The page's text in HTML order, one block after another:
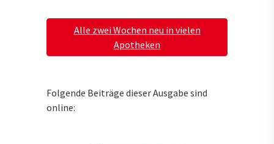
Alle zwei Wochen neu in vielen
Apotheken
Folgende Beiträge dieser Ausgabe sind
online: